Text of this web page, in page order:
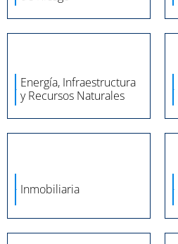
Energía, Infraestructura
y Recursos Naturales
Inmobiliaria